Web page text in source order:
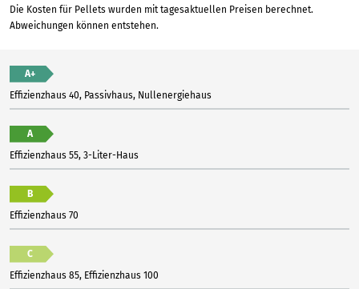
Die Kosten für Pellets wurden mit tagesaktuellen Preisen berechnet.
Abweichungen können entstehen.
A+
Effizienzhaus 40, Passivhaus, Nullenergiehaus
A
Effizienzhaus 55, 3-Liter-Haus
B
Effizienzhaus 70
C
Effizienzhaus 85, Effizienzhaus 100